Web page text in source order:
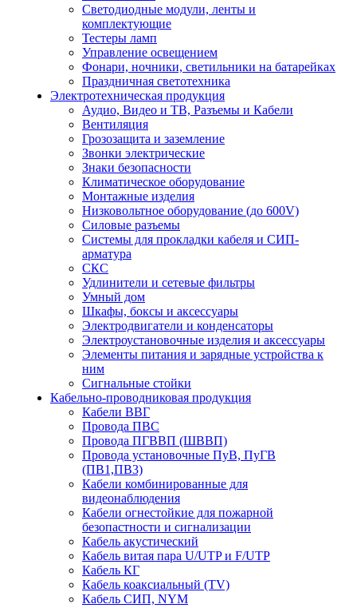
Светодиодные модули, ленты и
комплектующие
Тестеры ламп
Управление освещением
Фонари, ночники, светильники на батарейках
Праздничная светотехника
Электротехническая продукция
Аудио, Видео и ТВ, Разъемы и Кабели
Вентиляция
Грозозащита и заземление
Звонки электрические
Знаки безопасности
Климатическое оборудование
Монтажные изделия
Низковольтное оборудование (до 600V)
Силовые разъемы
Системы для прокладки кабеля и СИП-
арматура
СКС
Удлинители и сетевые фильтры
Умный дом
Шкафы, боксы и аксессуары
Электродвигатели и конденсаторы
Электроустановочные изделия и аксессуары
Элементы питания и зарядные устройства к
ним
Сигнальные стойки
Кабельно-проводниковая продукция
Кабели ВВГ
Провода ПВС
Провода ПГВВП (ШВВП)
Провода установочные ПуВ, ПуГВ
(ПВ1,ПВ3)
Кабели комбинированные для
видеонаблюдения
Кабели огнестойкие для пожарной
безопастности и сигнализации
Кабель акустический
Кабель витая пара U/UTP и F/UTP
Кабель КГ
Кабель коаксиальный (TV)
Кабель СИП, NYM